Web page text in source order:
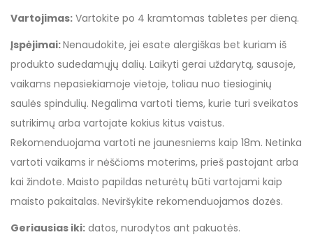
Vartojimas: Vartokite po 4 kramtomas tabletes per dieną.
Įspėjimai:Nenaudokite, jei esate alergiškas bet kuriam iš
produkto sudedamųjų dalių. Laikyti gerai uždarytą, sausoje,
vaikams nepasiekiamoje vietoje, toliau nuo tiesioginių
saulės spindulių. Negalima vartoti tiems, kurie turi sveikatos
sutrikimų arba vartojate kokius kitus vaistus.
Rekomenduojama vartoti ne jaunesniems kaip 18m. Netinka
vartoti vaikams ir nėščioms moterims, prieš pastojant arba
kai žindote. Maisto papildas neturėtų būti vartojami kaip
maisto pakaitalas. Neviršykite rekomenduojamos dozės.
Geriausias iki: datos, nurodytos ant pakuotės.